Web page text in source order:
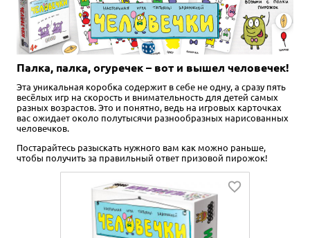
Палка, палка, огуречек – вот и вышел человечек!
Эта уникальная коробка содержит в себе не одну, а сразу пять
весёлых игр на скорость и внимательность для детей самых
разных возрастов. Это и понятно, ведь на игровых карточках
вас ожидает около полутысячи разнообразных нарисованных
человечков.
Постарайтесь разыскать нужного вам как можно раньше,
чтобы получить за правильный ответ призовой пирожок!